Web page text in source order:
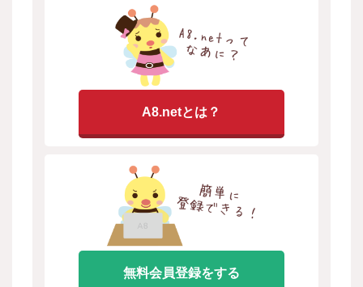
A8.netとは？
無料会員登録をする